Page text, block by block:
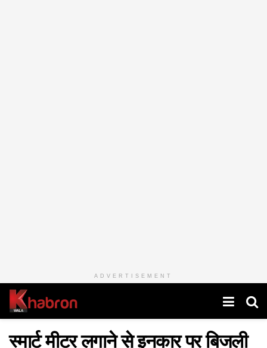
ADVERTISEMENT
स्मार्ट मीटर लगाने से इनकार पर बिजली